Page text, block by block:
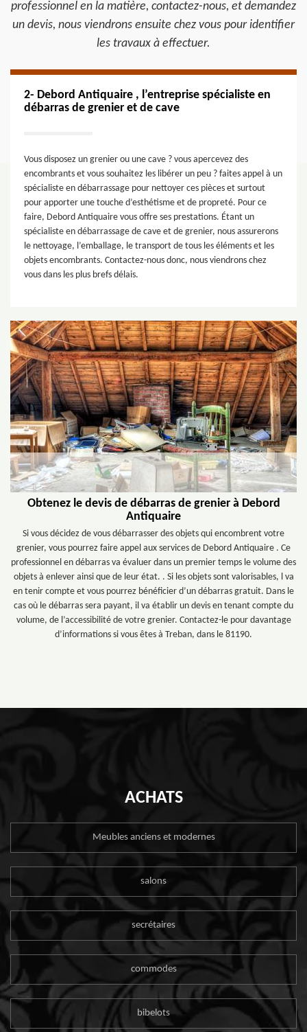
professionnel en la matière, contactez-nous, et demandez
un devis, nous viendrons ensuite chez vous pour identifier
les travaux à effectuer.
2- Debord Antiquaire , l’entreprise spécialiste en
débarras de grenier et de cave
Vous disposez un grenier ou une cave ? vous apercevez des
encombrants et vous souhaitez les libérer un peu ? faites appel à un
spécialiste en débarrassage pour nettoyer ces pièces et surtout
pour apporter une touche d’esthétisme et de propreté. Pour ce
faire, Debord Antiquaire vous offre ses prestations. Étant un
spécialiste en débarrassage de cave et de grenier, nous assurerons
le nettoyage, l’emballage, le transport de tous les éléments et les
objets encombrants. Contactez-nous donc, nous viendrons chez
vous dans les plus brefs délais.
Obtenez le devis de débarras de grenier à Debord
Antiquaire
Si vous décidez de vous débarrasser des objets qui encombrent votre
grenier, vous pourrez faire appel aux services de Debord Antiquaire . Ce
professionnel en débarras va évaluer dans un premier temps le volume des
objets à enlever ainsi que de leur état. . Si les objets sont valorisables, l va
en tenir compte et vous pourrez bénéficier d’un débarras gratuit. Dans le
cas où le débarras sera payant, il va établir un devis en tenant compte du
volume, de l’accessibilité de votre grenier. Contactez-le pour davantage
d’informations si vous êtes à Treban, dans le 81190.
ACHATS
Meubles anciens et modernes
salons
secrétaires
commodes
bibelots